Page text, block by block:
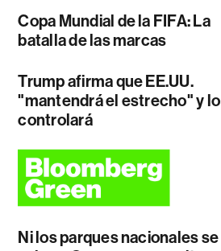
Copa Mundial de la FIFA: La
batalla de las marcas
Trump afirma que EE.UU.
"mantendrá el estrecho" y lo
controlará
Ni los parques nacionales se